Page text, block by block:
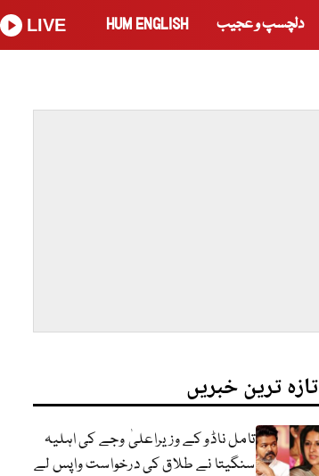
دلچسپ و عجیب HUM ENGLISH
LIVE
تازہ ترین خبریں
تامل ناڈو کے وزیراعلیٰ وجے کی اہلیہ
سنگیتا نے طلاق کی درخواست واپس لے